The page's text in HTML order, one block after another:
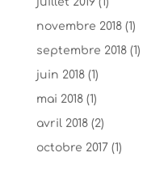
novembre 2018(1)
septembre 2018(1)
juin 2018(1)
mai 2018(1)
avril 2018(2)
octobre 2017 (1)